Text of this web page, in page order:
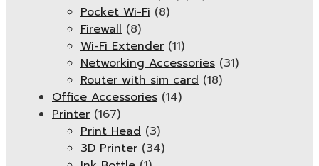
Pocket Wi-Fi (8)
Firewall (8)
Wi-Fi Extender (11)
Networking Accessories (31)
Router with sim card (18)
Office Accessories (14)
Printer (167)
Print Head (3)
3D Printer (34)